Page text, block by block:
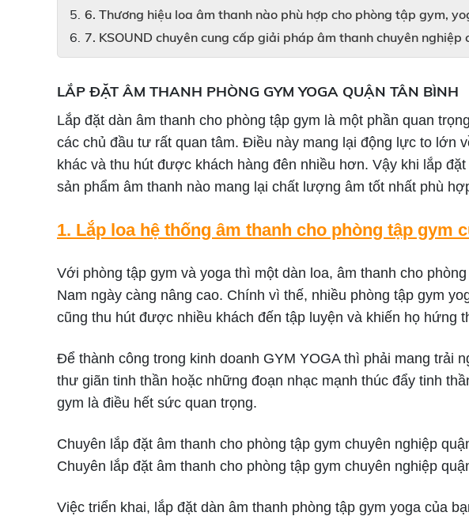
6. Thương hiệu loa âm thanh nào phù hợp cho phòng tập gym,
7. KSOUND chuyên cung cấp giải pháp âm thanh chuyên nghiệp
LẮP ĐẶT ÂM THANH PHÒNG GYM YOGA QUẬN TÂN BÌNH
Lắp đặt dàn âm thanh cho phòng tập gym là một phần quan
các chủ đầu tư rất quan tâm. Điều này mang lại động lực to lớn
khác và thu hút được khách hàng đên nhiều hơn. Vậy khi lắp đặt
sản phẩm âm thanh nào mang lại chất lượng âm tốt nhất phù
1. Lắp loa hệ thống âm thanh cho phòng tập gym
Với phòng tập gym và yoga thì một dàn loa, âm thanh cho
Nam ngày càng nâng cao. Chính vì thế, nhiều phòng tập gym
cũng thu hút được nhiều khách đến tập luyện và khiến họ hứng
Để thành công trong kinh doanh GYM YOGA thì phải mang trải
thư giãn tinh thần hoặc những đoạn nhạc mạnh thúc đẩy tinh
gym là điều hết sức quan trọng.
Chuyên lắp đặt âm thanh cho phòng tập gym chuyên nghiệp
Chuyên lắp đặt âm thanh cho phòng tập gym chuyên nghiệp
Việc triển khai, lắp đặt dàn âm thanh phòng tập gym yoga của